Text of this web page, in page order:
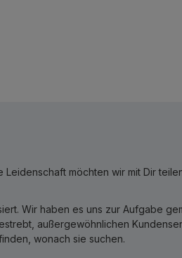
möchten wir mit Dir
Wir haben es uns zur Aufgabe
außergewöhnlichen
wonach sie suchen.